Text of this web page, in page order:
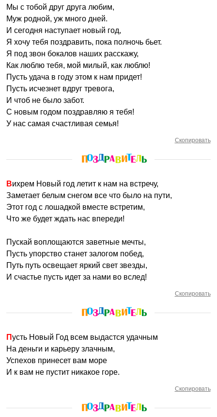
Мы с тобой друг друга любим,
Муж родной, уж много дней.
И сегодня наступает новый год,
Я хочу тебя поздравить, пока полночь бьет.
Я под звон бокалов наших расскажу,
Как люблю тебя, мой милый, как люблю!
Пусть удача в году этом к нам придет!
Пусть исчезнет вдруг тревога,
И чтоб не было забот.
С новым годом поздравляю я тебя!
У нас самая счастливая семья!
Скопировать
Вихрем Новый год летит к нам на встречу,
Заметает белым снегом все что было на пути,
Этот год с лошадкой вместе встретим,
Что же будет ждать нас впереди!
Пускай воплощаются заветные мечты,
Пусть упорство станет залогом побед,
Путь путь освещает яркий свет звезды,
И счастье пусть идет за нами во вслед!
Скопировать
Пусть Новый Год всем выдастся удачным
На деньги и карьеру злачным,
Успехов принесет вам море
И к вам не пустит никакое горе.
Скопировать